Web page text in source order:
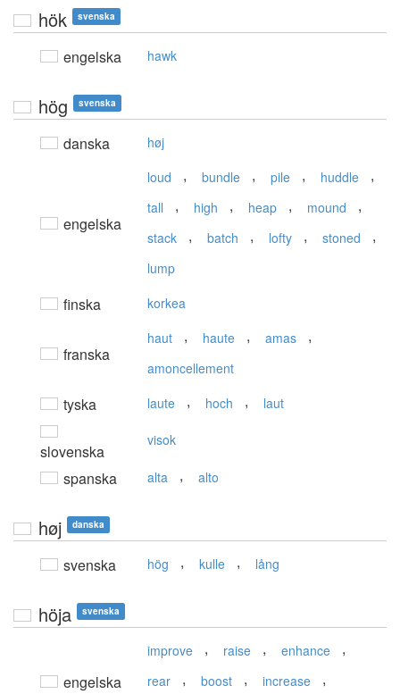
hök svenska
engelska hawk
hög svenska
danska høj
engelska
loud , bundle , pile , huddle ,
tall , high , heap , mound ,
stack , batch , lofty , stoned ,
lump
finska korkea
franska
haut , haute , amas ,
amoncellement
tyska laute , hoch , laut
slovenska
visok
spanska alta , alto
høj danska
svenska hög , kulle , lång
höja svenska
engelska
improve , raise , enhance ,
rear , boost , increase ,